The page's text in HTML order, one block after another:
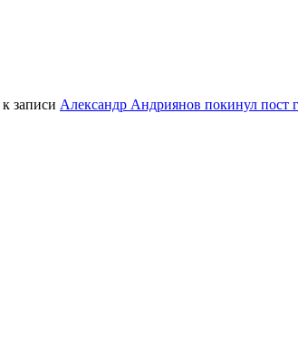
к записи Александр Андриянов покинул пост